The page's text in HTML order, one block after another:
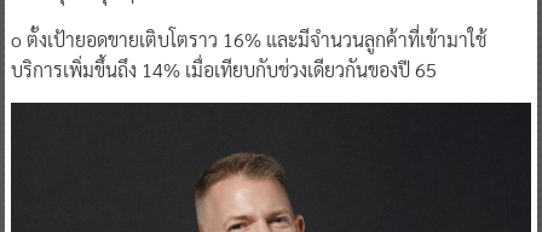
o ตั้งเป้ายอดขายเติบโตราว 16% และมีจำนวนลูกค้าที่เข้ามาใช้
บริการเพิ่มขึ้นถึง 14% เมื่อเทียบกับช่วงเดียวกันของปี 65